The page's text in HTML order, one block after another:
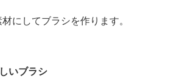
材にしてブラシを作ります。
いブラシ